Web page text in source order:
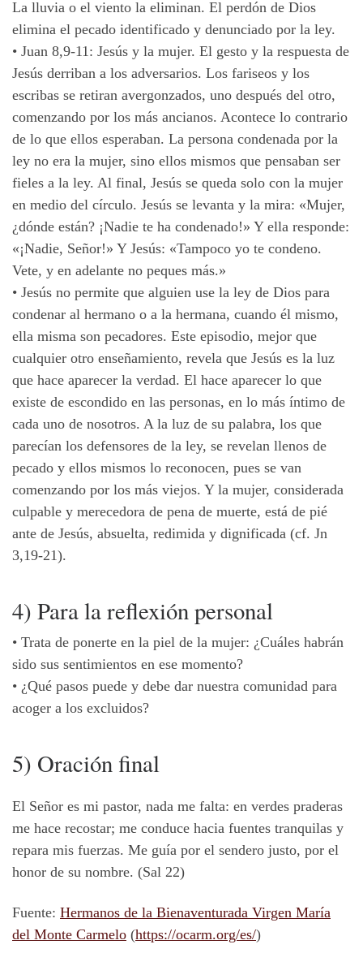
La lluvia o el viento la eliminan. El perdón de Dios
elimina el pecado identificado y denunciado por la ley.
• Juan 8,9-11: Jesús y la mujer. El gesto y la respuesta de
Jesús derriban a los adversarios. Los fariseos y los
escribas se retiran avergonzados, uno después del otro,
comenzando por los más ancianos. Acontece lo contrario
de lo que ellos esperaban. La persona condenada por la
ley no era la mujer, sino ellos mismos que pensaban ser
fieles a la ley. Al final, Jesús se queda solo con la mujer
en medio del círculo. Jesús se levanta y la mira: «Mujer,
¿dónde están? ¡Nadie te ha condenado!» Y ella responde:
«¡Nadie, Señor!» Y Jesús: «Tampoco yo te condeno.
Vete, y en adelante no peques más.»
• Jesús no permite que alguien use la ley de Dios para
condenar al hermano o a la hermana, cuando él mismo,
ella misma son pecadores. Este episodio, mejor que
cualquier otro enseñamiento, revela que Jesús es la luz
que hace aparecer la verdad. El hace aparecer lo que
existe de escondido en las personas, en lo más íntimo de
cada uno de nosotros. A la luz de su palabra, los que
parecían los defensores de la ley, se revelan llenos de
pecado y ellos mismos lo reconocen, pues se van
comenzando por los más viejos. Y la mujer, considerada
culpable y merecedora de pena de muerte, está de pié
ante de Jesús, absuelta, redimida y dignificada (cf. Jn
3,19-21).
4) Para la reflexión personal
• Trata de ponerte en la piel de la mujer: ¿Cuáles habrán
sido sus sentimientos en ese momento?
• ¿Qué pasos puede y debe dar nuestra comunidad para
acoger a los excluidos?
5) Oración final
El Señor es mi pastor, nada me falta: en verdes praderas
me hace recostar; me conduce hacia fuentes tranquilas y
repara mis fuerzas. Me guía por el sendero justo, por el
honor de su nombre. (Sal 22)
Fuente: Hermanos de la Bienaventurada Virgen María
del Monte Carmelo (https://ocarm.org/es/)